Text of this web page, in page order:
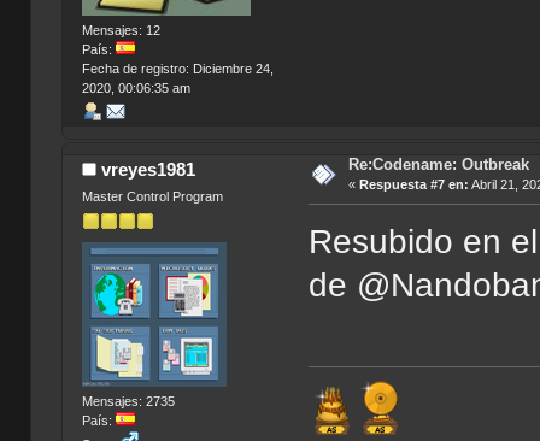
Mensajes: 12
País:
Fecha de registro: Diciembre 24,
2020, 00:06:35 am
vreyes1981
Master Control Program
Mensajes: 2735
País:
Re:Codename: Outbreak
« Respuesta #7 en: Abril 21,
Resubido en
de